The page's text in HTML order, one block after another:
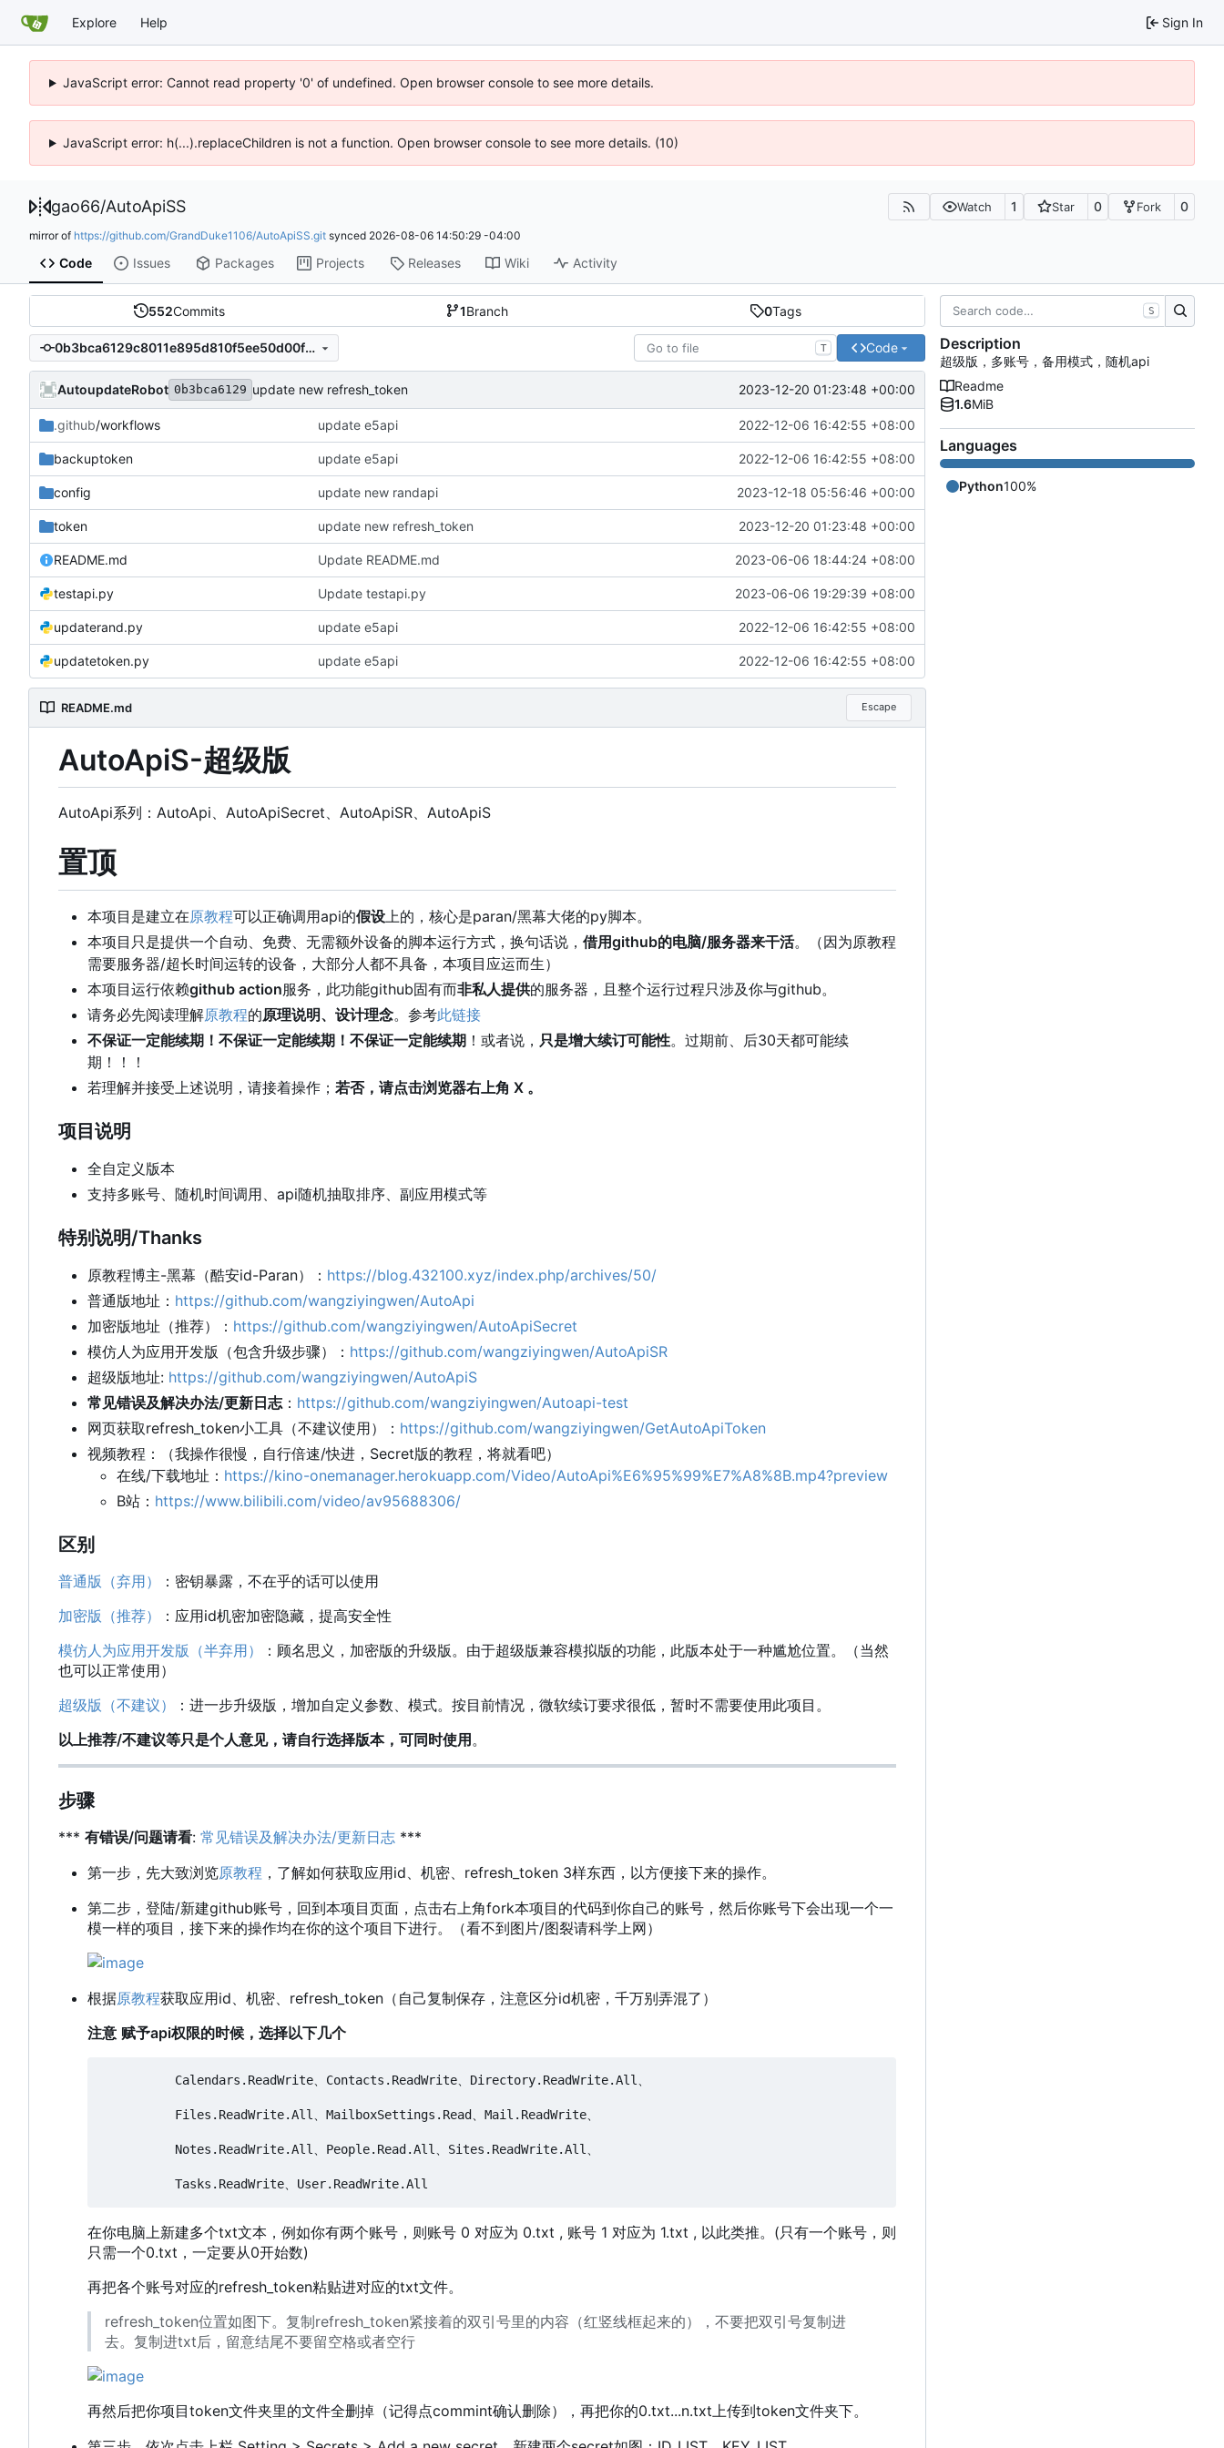
Explore Help Sign In
JavaScript error: Cannot read property '0' of undefined. Open browser console to see more details.
JavaScript error: h(...).replaceChildren is not a function. Open browser console to see more details. (10)
gao66/AutoApiSS Watch 1 Star 0 Fork 0
mirror of https://github.com/GrandDuke1106/AutoApiSS.git synced 2026-08-06 14:50:29 -04:00
Code Issues Packages Projects Releases Wiki Activity
552Commits 1Branch 0Tags
0b3bca6129c8011e895d810f5ee50d00f76ba960 T Code
AutoupdateRobot 0b3bca6129 update new refresh_token 2023-12-20 01:23:48 +00:00
.github/workflows update e5api 2022-12-06 16:42:55 +08:00
backuptoken update e5api 2022-12-06 16:42:55 +08:00
config update new randapi 2023-12-18 05:56:46 +00:00
token update new refresh_token 2023-12-20 01:23:48 +00:00
README.md Update README.md 2023-06-06 18:44:24 +08:00
testapi.py Update testapi.py 2023-06-06 19:29:39 +08:00
updaterand.py update e5api 2022-12-06 16:42:55 +08:00
updatetoken.py update e5api 2022-12-06 16:42:55 +08:00
README.md Escape
AutoApiS-超级版
AutoApi系列：AutoApi、AutoApiSecret、AutoApiSR、AutoApiS
置顶
本项目是建立在原教程可以正确调用api的假设 上的，核心是paran/黑幕大佬的py脚本。
本项目只是提供一个自动、免费、无需额外设备的脚本运行方式，换句话说， 借用github的电脑/服务器来干活。（因为原教程
需要服务器/超长时间运转的设备，大部分人都不具备，本项目应运而生）
本项目运行依赖github action服务，此功能github固有而非私人提供的服务器，且整个运行过程只涉及你与github。
请务必先阅读理解原教程的原理说明、设计理念。参考此链接
不保证一定能续期！不保证一定能续期！不保证一定能续期 ！或者说， 只是增大续订可能性。过期前、后30天都可能续
期！！！
若理解并接受上述说明，请接着操作； 若否，请点击浏览器右上角 X 。
项目说明
全自定义版本
支持多账号、随机时间调用、api随机抽取排序、副应用模式等
特别说明/Thanks
原教程博主-黑幕（酷安id-Paran）： https://blog.432100.xyz/index.php/archives/50/
普通版地址： https://github.com/wangziyingwen/AutoApi
加密版地址（推荐）： https://github.com/wangziyingwen/AutoApiSecret
模仿人为应用开发版（包含升级步骤）： https://github.com/wangziyingwen/AutoApiSR
超级版地址: https://github.com/wangziyingwen/AutoApiS
常见错误及解决办法/更新日志 ： https://github.com/wangziyingwen/Autoapi-test
网页获取refresh_token小工具（不建议使用）： https://github.com/wangziyingwen/GetAutoApiToken
视频教程：（我操作很慢，自行倍速/快进，Secret版的教程，将就看吧）
在线/下载地址： https://kino-onemanager.herokuapp.com/Video/AutoApi%E6%95%99%E7%A8%8B.mp4?preview
B站： https://www.bilibili.com/video/av95688306/
区别
普通版（弃用）
：密钥暴露，不在乎的话可以使用
加密版（推荐）
：应用id机密加密隐藏，提高安全性
模仿人为应用开发版（半弃用）
：顾名思义，加密版的升级版。由于超级版兼容模拟版的功能，此版本处于一种尴尬位置。（当然
也可以正常使用）
超级版（不建议）
：进一步升级版，增加自定义参数、模式。按目前情况，微软续订要求很低，暂时不需要使用此项目。
以上推荐/不建议等只是个人意见，请自行选择版本，可同时使用。
步骤
*** 有错误/问题请看: 常见错误及解决办法/更新日志 ***
第一步，先大致浏览原教程 ，了解如何获取应用id、机密、refresh_token 3样东西，以方便接下来的操作。
第二步，登陆/新建github账号，回到本项目页面，点击右上角fork本项目的代码到你自己的账号，然后你账号下会出现一个一
模一样的项目，接下来的操作均在你的这个项目下进行。（看不到图片/图裂请科学上网）
根据原教程获取应用id、机密、refresh_token（自己复制保存，注意区分id机密，千万别弄混了）
注意 赋予api权限的时候，选择以下几个
          Calendars.ReadWrite、Contacts.ReadWrite、Directory.ReadWrite.All、
          Files.ReadWrite.All、MailboxSettings.Read、Mail.ReadWrite、
          Notes.ReadWrite.All、People.Read.All、Sites.ReadWrite.All、
在你电脑上新建多个txt文本，例如你有两个账号，则账号 0 对应为 0.txt , 账号 1 对应为 1.txt , 以此类推。(只有一个账号，则
只需一个0.txt，一定要从0开始数)
再把各个账号对应的refresh_token粘贴进对应的txt文件。
refresh_token位置如图下。复制refresh_token紧接着的双引号里的内容（红竖线框起来的），不要把双引号复制进
去。复制进txt后，留意结尾不要留空格或者空行
再然后把你项目token文件夹里的文件全删掉（记得点commint确认删除），再把你的0.txt...n.txt上传到token文件夹下。
S
Description
超级版，多账号，备用模式，随机api
Readme
1.6MiB
Languages
Python100%